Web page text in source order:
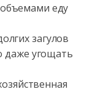
еду
загулов
даже угощать